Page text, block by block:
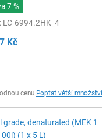
7 %
: LC-6994.2HK_4
Kč
cenu Poptat větší množství
grade, denaturated (MEK 1
(1 x 5 L)